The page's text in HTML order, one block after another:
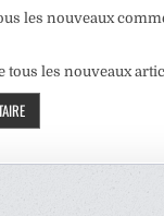
les nouveaux
tous les nouveaux